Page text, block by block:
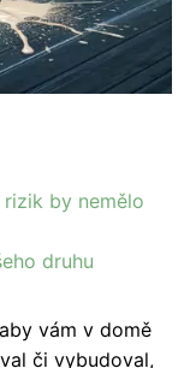
by nemělo
druhu
vám v domě
či vybudoval,